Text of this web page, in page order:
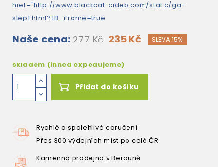
href="http://www.blackcat-cideb.com/static/ga-
step1.html?TB_iframe=true
Naše cena: 277 Kč 235 Kč SLEVA 15%
skladem (ihned expedujeme)
Přidat do košíku
Rychlé a spolehlivé doručení
Přes 300 výdejních míst po celé ČR
Kamenná prodejna v Berouně